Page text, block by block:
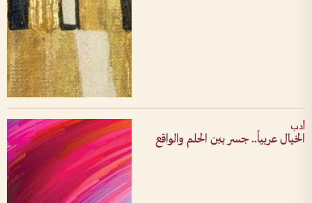
أدب
الخيال عربياً.. جسر بين الحلم والواقع